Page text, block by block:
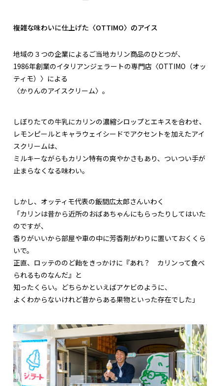
複雑な味わいに仕上げた〈OTTIMO〉のアイス
地域の３つの企業によるご当地カリン商品のひとつが、
1986年創業のイタリアンジェラートの専門店〈OTTIMO（オッ
ティモ）〉による
〈かりんのアイスクリーム〉。
しぼりたての牛乳にカリンの濃縮シロップとエキスを合わせ、
レモンピールとキャラウェイシードでアクセントを加えたアイ
スクリームは、
ミルキーながらもカリン特有の爽やかさもあり、ついつい手が
止まらなくなる味わい。
しかし、オッティモ代表の飯間広太郎さんいわく
「カリンは昔から近所のおばあちゃんにもらったりしてはいた
のですが、
香りがいいから部屋や車の中に芳香剤がわりに置いておくくら
いで。
正直、ロッテののど飴をきっかけに『あれ？ カリンって食べ
られるものなんだ』と
知ったくらい。どちらかといえばアケビのように、
よくわからないけれど昔からある果物といった存在でした」